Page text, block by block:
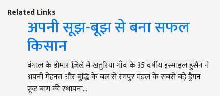
Related Links
अपनी सूझ-बूझ से बना सफल
किसान
बंगाल के डोमार ज़िले में खतुरिया गाँव के 35 वर्षीय इस्माइल हुसैन ने
अपनी मेहनत और बुद्धि के बल से रंगपुर मंडल के सबसे बड़े ड्रैगन
फ्रूट बाग की स्थापना…